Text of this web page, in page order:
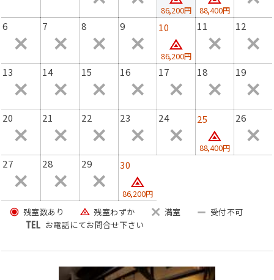
3,久美浜湾を臨む離れ専用の温泉でゆったりと温泉につか
る幸せ。
4,お食事は本館の個室お食事処で作りたての味をお楽しみ
ください。（送迎車で1分）
【舟盛り付き会席コースのお食事例】
・食前酒
・先付
・地魚の豪華舟盛り
・焼き物
・日替わり海鮮の酒蒸し
・吸物
・ご飯
・香物
・デザート
86,200円 88,400円
6 7 8 9 10
86,200円
11 12
13 14 15 16 17 18 19
20 21 22 23 24 25
88,400円
26
27 28 29 30
86,200円
残室数あり
残室わずか 満室
受付不可
お電話にてお問合せ下さい